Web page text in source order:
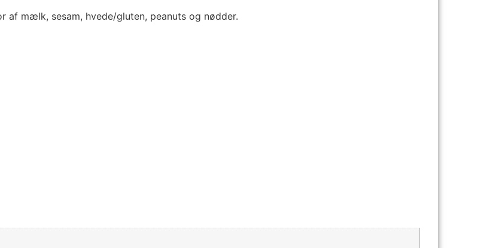
af mælk, sesam, hvede/gluten, peanuts og nødder.